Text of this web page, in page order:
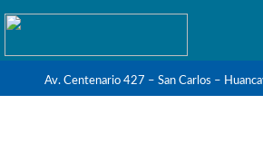
Av. Centenario 427 – San Carlos –